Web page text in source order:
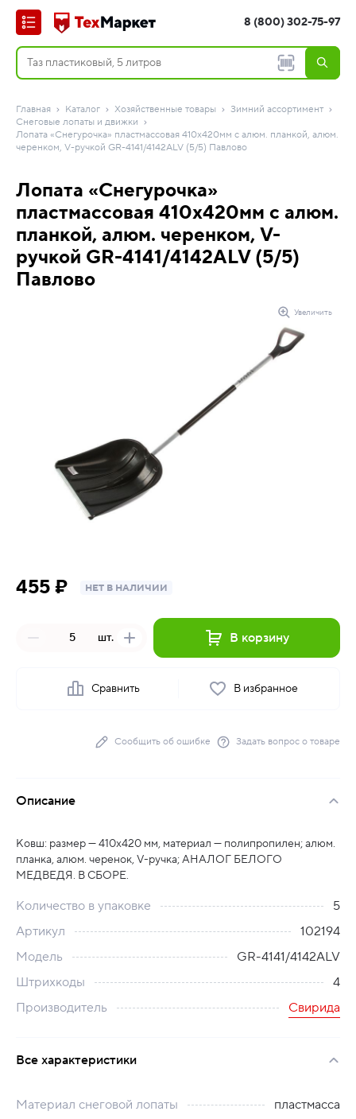
8 (800) 302-75-97
Главная Каталог Хозяйственные товары
Зимний ассортимент
Снеговые лопаты и движки
Лопата «Снегурочка» пластмассовая 410х420мм с алюм. планкой, алюм.
черенком, V-ручкой GR-4141/4142ALV (5/5) Павлово
Лопата «Снегурочка»
пластмассовая 410х420мм с алюм.
планкой, алюм. черенком, V-
ручкой GR-4141/4142ALV (5/5)
Павлово
Увеличить
455 ₽ НЕТ В НАЛИЧИИ
шт. В корзину
Сравнить В избранное
Сообщить об ошибке Задать вопрос о товаре
Описание
Ковш: размер — 410х420 мм, материал — полипропилен; алюм.
планка, алюм. черенок, V-ручка; АНАЛОГ БЕЛОГО
МЕДВЕДЯ. В СБОРЕ.
Количество в упаковке
5
Артикул
102194
Модель
GR-4141/4142ALV
Штрихкоды
4
Производитель
Свирида
Все характеристики
Материал снеговой лопаты
пластмасса